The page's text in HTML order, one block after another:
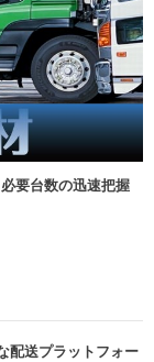
要台数の迅速把握
配送プラットフォー